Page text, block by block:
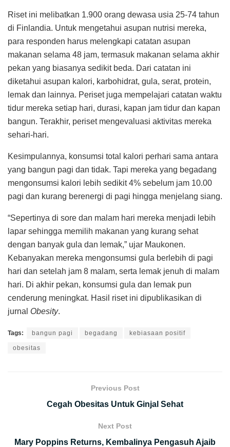
Riset ini melibatkan 1.900 orang dewasa usia 25-74 tahun
di Finlandia. Untuk mengetahui asupan nutrisi mereka,
para responden harus melengkapi catatan asupan
makanan selama 48 jam, termasuk makanan selama akhir
pekan yang biasanya sedikit beda. Dari catatan ini
diketahui asupan kalori, karbohidrat, gula, serat, protein,
lemak dan lainnya. Periset juga mempelajari catatan waktu
tidur mereka setiap hari, durasi, kapan jam tidur dan kapan
bangun. Terakhir, periset mengevaluasi aktivitas mereka
sehari-hari.
Kesimpulannya, konsumsi total kalori perhari sama antara
yang bangun pagi dan tidak. Tapi mereka yang begadang
mengonsumsi kalori lebih sedikit 4% sebelum jam 10.00
pagi dan kurang berenergi di pagi hingga menjelang siang.
“Sepertinya di sore dan malam hari mereka menjadi lebih
lapar sehingga memilih makanan yang kurang sehat
dengan banyak gula dan lemak,” ujar Maukonen.
Kebanyakan mereka mengonsumsi gula berlebih di pagi
hari dan setelah jam 8 malam, serta lemak jenuh di malam
hari. Di akhir pekan, konsumsi gula dan lemak pun
cenderung meningkat. Hasil riset ini dipublikasikan di
jurnal Obesity.
Tags: bangun pagi begadang kebiasaan positif
obesitas
Previous Post
Cegah Obesitas Untuk Ginjal Sehat
Next Post
Mary Poppins Returns, Kembalinya Pengasuh Ajaib